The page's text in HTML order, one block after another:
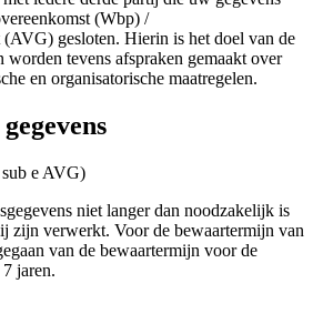
(Wbp) /
gesloten. Hierin is het doel van de
tevens afspraken gemaakt over
en organisatorische maatregelen.
e AVG)
niet langer dan noodzakelijk is
zijn verwerkt. Voor de bewaartermijn van
van de bewaartermijn voor de
jaren.